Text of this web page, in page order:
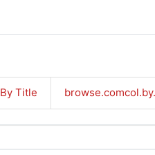
By Title